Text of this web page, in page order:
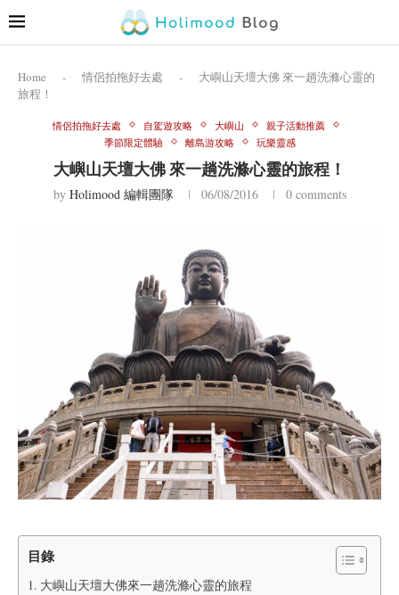
Home - 情侶拍拖好去處 -
大嶼山天壇大佛 來一趟洗滌心靈的
旅程！
情侶拍拖好去處 自駕遊攻略 大嶼山
親子活動推薦
季節限定體驗
離島游攻略 玩樂靈感
大嶼山天壇大佛 來一趟洗滌心靈的旅程！
by Holimood 編輯團隊 06/08/2016 0 comments
目錄
大嶼山天壇大佛來一趟洗滌心靈的旅程